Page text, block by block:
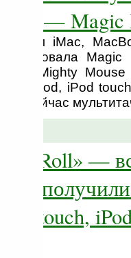
— Magic
iMac,
Magic
Mighty
iPod, iPod
сейчас
& Roll» —
а
touch,